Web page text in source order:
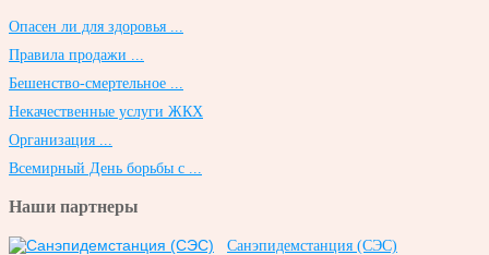
Опасен ли для здоровья ...
Правила продажи ...
Бешенство-смертельное ...
Некачественные услуги ЖКХ
Организация ...
Всемирный День борьбы с ...
Наши партнеры
Санэпидемстанция (СЭС)